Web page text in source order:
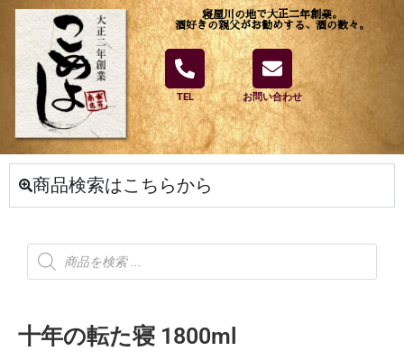
寝屋川の地で大正二年創業。
酒好きの親父がお勧めする、酒の数々。
TEL お問い合わせ
商品検索はこちらから
十年の転た寝 1800ml